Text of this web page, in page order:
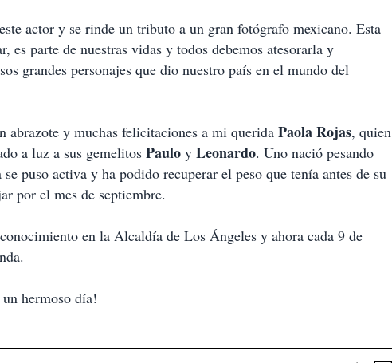
actor y se rinde un tributo a un gran fotógrafo mexicano. Esta
es parte de nuestras vidas y todos debemos atesorarla y
grandes personajes que dio nuestro país en el mundo del
abrazote y muchas felicitaciones a mi querida Paola Rojas, quien
a luz a sus gemelitos Paulo y Leonardo. Uno nació pesando
puso activa y ha podido recuperar el peso que tenía antes de su
por el mes de septiembre.
en la Alcaldía de Los Ángeles y ahora cada 9 de
hermoso día!